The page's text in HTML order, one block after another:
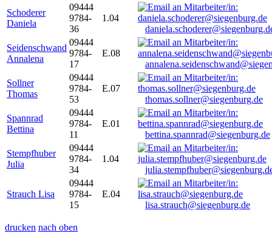
Schoderer
Daniela
09444
9784-
36
1.04
Seidenschwand
Annalena
09444
9784-
17
E.08
Sollner
Thomas
09444
9784-
53
E.07
thomas.sollner@siegenburg.de
Spannrad
Bettina
09444
9784-
11
E.01
bettina.spannrad@siegenburg.de
Stempfhuber
Julia
09444
9784-
34
1.04
Strauch Lisa
09444
9784-
15
E.04
lisa.strauch@siegenburg.de
drucken nach oben